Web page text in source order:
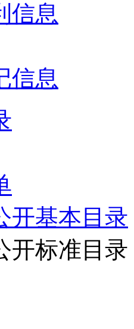
信息
信息
开基本目录
开标准目